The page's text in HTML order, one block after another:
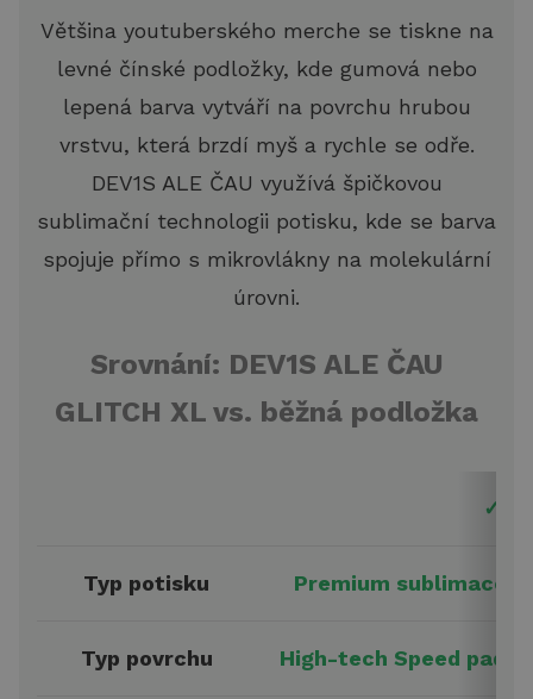
Většina youtuberského merche se tiskne na
levné čínské podložky, kde gumová nebo
lepená barva vytváří na povrchu hrubou
vrstvu, která brzdí myš a rychle se odře.
DEV1S ALE ČAU využívá špičkovou
sublimační technologii potisku, kde se barva
spojuje přímo s mikrovlákny na molekulární
úrovni.
Srovnání: DEV1S ALE ČAU
GLITCH XL vs. běžná podložka
✓
Typ potisku Premium sublimace
Typ povrchu High-tech Speed pad,